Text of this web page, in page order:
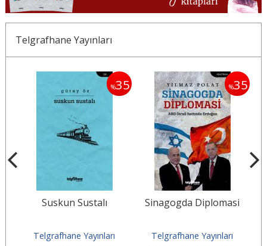
Telgrafhane Yayınları
%35
Suskun Sustalı
Telgrafhane Yayınları
%35
Sinagogda Diplomasi
Telgrafhane Yayınları